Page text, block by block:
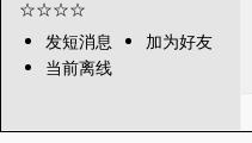
发短消息
加为好友
当前离线